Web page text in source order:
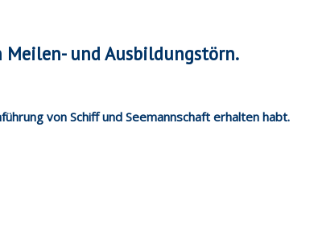
und Ausbildungstörn.
von Schiff und Seemannschaft erhalten habt.